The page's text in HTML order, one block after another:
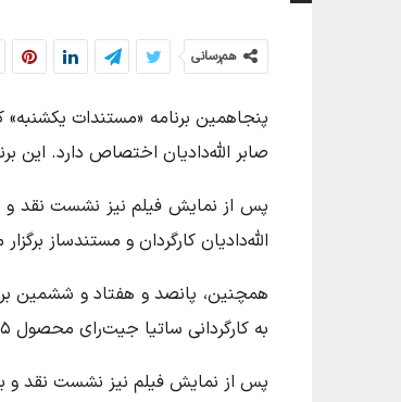
هم‌رسانی
پنجاهمین برنامه «مستندات
صابر الله‌دادیان اختصاص دارد. این برنامه یکشنبه ۱۳ اسفند ۱۴۰۲ از ساعت ۱۷ در سالن
پس از نمایش فیلم نیز نشست نقد و
الله‌دادیان کارگردان و مستندساز
به کارگردانی ساتیا جیت‌رای محصول ۱۹۵۵ اختصاص دارد.
پس از نمایش فیلم نیز نشست نقد و